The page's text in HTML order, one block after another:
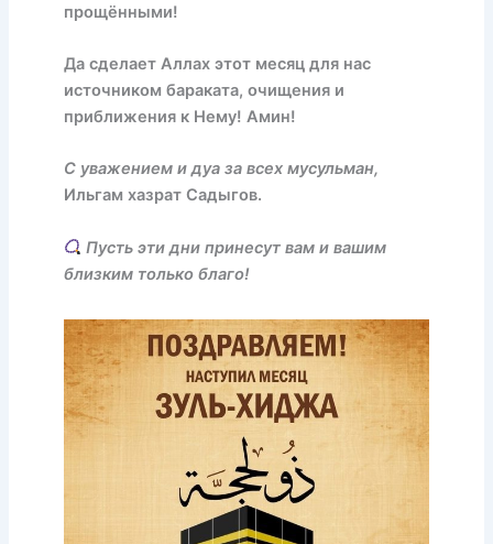
прощёнными!
Да сделает Аллах этот месяц для нас
источником бараката, очищения и
приближения к Нему! Амин!
С уважением и дуа за всех мусульман,
Ильгам хазрат Садыгов.
Пусть эти дни принесут вам и вашим
близким только благо!